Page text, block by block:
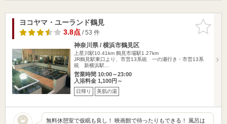
お気に入
りに追加
ヨコヤマ・ユーランド鶴見
3.8点/ 53 件
神奈川県 / 横浜市鶴見区
上星川駅10.41km 鶴見市場駅1.27km
JR鶴見駅東口より、市営13系統 一の瀬行き・市営13系
統 新横浜駅…
営業時間 10:00～23:00
入浴料金 1,100円～
日帰り 美肌の湯
無料休憩室で仮眠も良し！ 映画館で待ったりもできる！ 風呂は